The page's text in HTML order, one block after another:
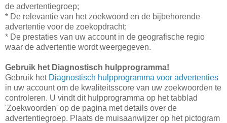
de advertentiegroep;
* De relevantie van het zoekwoord en de bijbehorende
advertentie voor de zoekopdracht;
* De prestaties van uw account in de geografische regio
waar de advertentie wordt weergegeven.
Gebruik het Diagnostisch hulpprogramma!
Gebruik het Diagnostisch hulpprogramma voor advertenties
in uw account om de kwaliteitsscore van uw zoekwoorden te
controleren. U vindt dit hulpprogramma op het tabblad
'Zoekwoorden' op de pagina met details over de
advertentiegroep. Plaats de muisaanwijzer op het pictogram